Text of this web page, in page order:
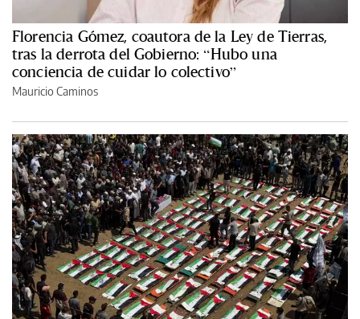
Florencia Gómez, coautora de la Ley de Tierras,
tras la derrota del Gobierno: “Hubo una
conciencia de cuidar lo colectivo”
Mauricio Caminos